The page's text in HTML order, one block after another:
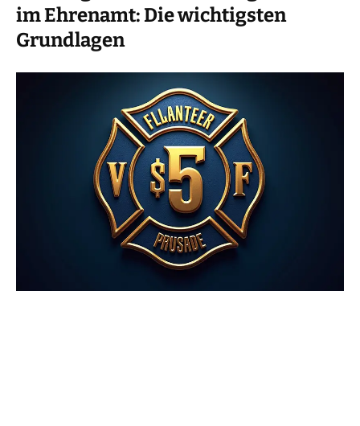
im Ehrenamt: Die wichtigsten
Grundlagen